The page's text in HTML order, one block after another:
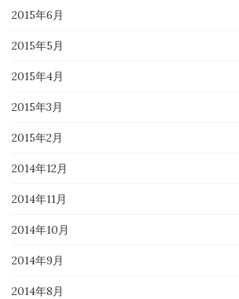
2015年6月
2015年5月
2015年4月
2015年3月
2015年2月
2014年12月
2014年11月
2014年10月
2014年9月
2014年8月